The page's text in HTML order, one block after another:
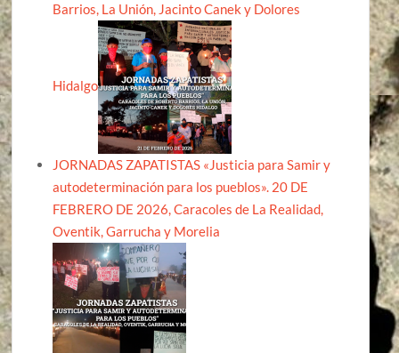
Barrios, La Unión, Jacinto Canek y Dolores
Hidalgo
JORNADAS ZAPATISTAS «Justicia para Samir y
autodeterminación para los pueblos». 20 DE
FEBRERO DE 2026, Caracoles de La Realidad,
Oventik, Garrucha y Morelia